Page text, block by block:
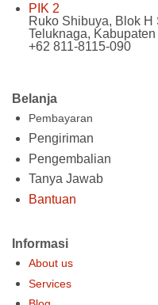
Belanja
Pembayaran
Pengiriman
Pengembalian
Tanya Jawab
Bantuan
Informasi
About us
Services
PIK 2
Ruko Shibuya, Blok H
Teluknaga,
+62 811-8115-090